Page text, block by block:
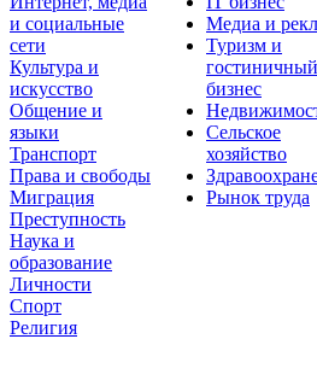
и социальные
сети
Культура и
искусство
Общение и
языки
Транспорт
Права и свободы
Миграция
Преступность
Наука и
образование
Личности
Спорт
Религия
Медиа и
Туризм и
гостиничный
бизнес
Сельское
хозяйство
Рынок труда